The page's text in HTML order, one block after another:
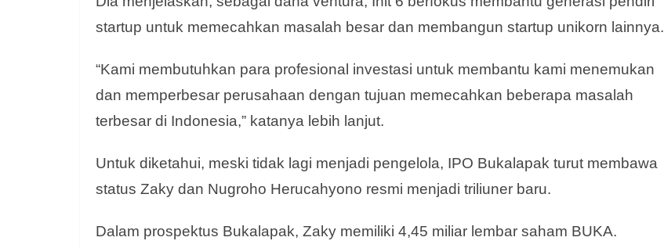
startup untuk memecahkan masalah besar dan membangun startup unikorn lainnya.
“Kami membutuhkan para profesional investasi untuk membantu kami menemukan
dan memperbesar perusahaan dengan tujuan memecahkan beberapa masalah
terbesar di Indonesia,” katanya lebih lanjut.
Untuk diketahui, meski tidak lagi menjadi pengelola, IPO Bukalapak turut membawa
status Zaky dan Nugroho Herucahyono resmi menjadi triliuner baru.
Dalam prospektus Bukalapak, Zaky memiliki 4,45 miliar lembar saham BUKA.